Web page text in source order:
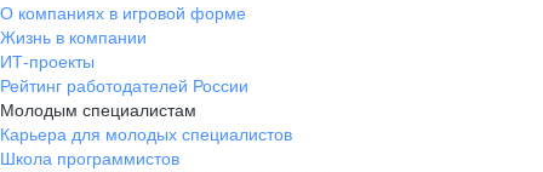
О компаниях в игровой форме
Жизнь в компании
ИТ-проекты
Рейтинг работодателей России
Молодым специалистам
Карьера для молодых специалистов
Школа программистов